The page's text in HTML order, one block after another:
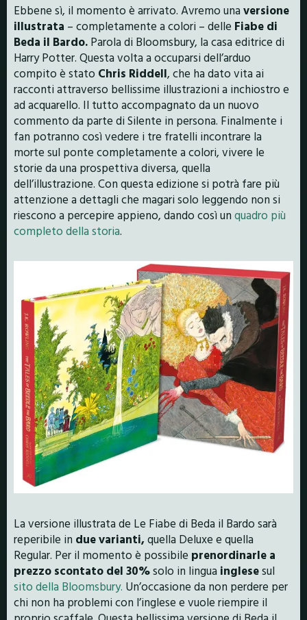
Ebbene sì, il momento è arrivato. Avremo una versione
illustrata – completamente a colori – delle Fiabe di
Beda il Bardo. Parola di Bloomsbury, la casa editrice di
Harry Potter. Questa volta a occuparsi dell’arduo
compito è stato Chris Riddell, che ha dato vita ai
racconti attraverso bellissime illustrazioni a inchiostro e
ad acquarello. Il tutto accompagnato da un nuovo
commento da parte di Silente in persona. Finalmente i
fan potranno così vedere i tre fratelli incontrare la
morte sul ponte completamente a colori, vivere le
storie da una prospettiva diversa, quella
dell’illustrazione. Con questa edizione si potrà fare più
attenzione a dettagli che magari solo leggendo non si
riescono a percepire appieno, dando così un quadro più
completo della storia.
La versione illustrata de Le Fiabe di Beda il Bardo sarà
reperibile in due varianti,quella Deluxe e quella
Regular. Per il momento è possibile prenordinarle a
prezzo scontato del 30%solo in lingua inglesesul
sito della Bloomsbury. Un’occasione da non perdere per
chi non ha problemi con l’inglese e vuole riempire il